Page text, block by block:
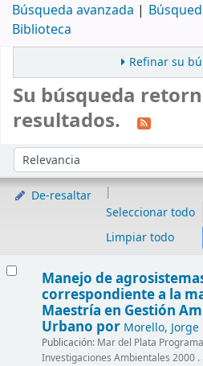
Búsqueda avanzada
Biblioteca
Refinar su
Su búsqueda
resultados.
Ordenar por:
De-resaltar
Seleccionar todo
Limpiar todo
Manejo de
correspondiente a la
Maestría en Gestión
Urbano por Morello, Jorge
Publicación:Mar del Plata
Investigaciones Ambientales 2000 .